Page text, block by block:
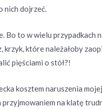
nich dojrzeć.
Bo to w wielu przypadkach
które należałoby
pięściami o stół?!
kosztem naruszenia
na klatę